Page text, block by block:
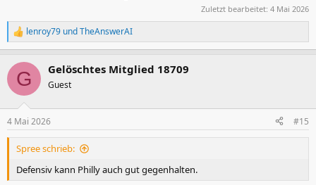
Zuletzt bearbeitet: 4 Mai 2026
R
e
k
i
e
n
lenroy79 undTheAnswerAI
G Gelöschtes Mitglied 18709
Guest
4 Mai 2026 #15
Spree schrieb:
Defensiv kann Philly auch gut gegenhalten.